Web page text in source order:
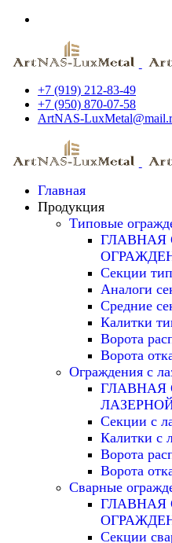
+7 (919) 212-83-49
+7 (950) 870-07-58
ArtNAS-
Главная
Продукция
Типовые
ГЛАВНАЯ
Секции
Аналоги
Средние
Калитки
Ворота
Ворота
Ограждения с
ГЛАВНАЯ
Секции с
Калитки с
Ворота
Ворота
Сварные
ГЛАВНАЯ
Секции